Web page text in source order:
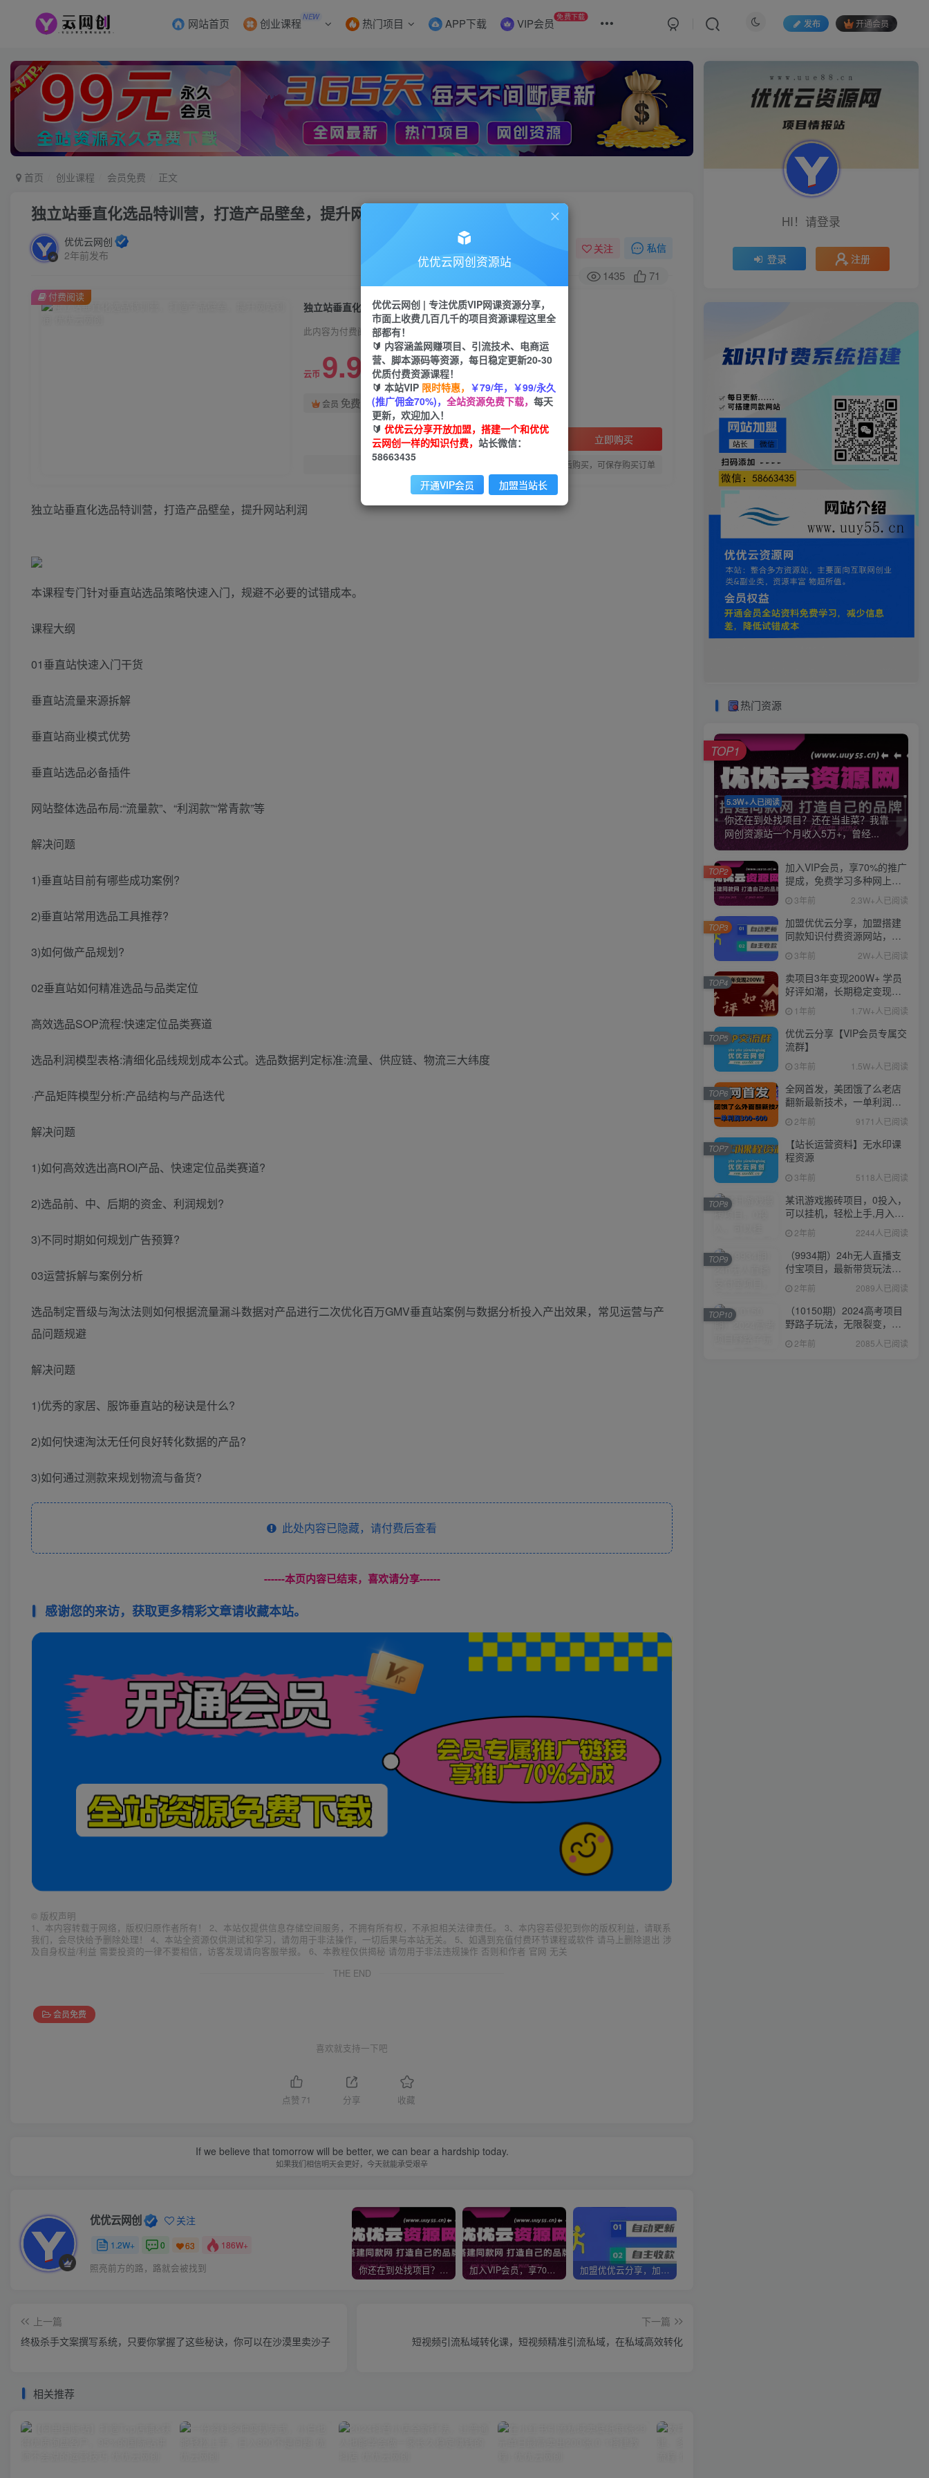
网站首页 创业课程 NEW 热门项目 APP下载 VIP会员 免费下载
发布 开通会员
首页 创业课程 会员免费 正文
独立站垂直化选品特训营，打造产品壁垒，提升网站利润
优优云网创
2年前发布
关注 私信
1435 71
独立站垂直化选品特训营，打造产品壁垒，提升网站利润
此内容为付费阅读，请付费后查看
云币 9.9 云币99
会员 免费
立即购买
您当前未登录！建议登陆后购买，可保存购买订单
付费阅读
独立站垂直化选品特训营，打造产品壁垒，提升网站利润
本课程专门针对垂直站选品策略快速入门，规避不必要的试错成本。
课程大纲
01垂直站快速入门干货
垂直站流量来源拆解
垂直站商业模式优势
垂直站选品必备插件
网站整体选品布局:“流量款”、“利润款”“常青款”等
解决问题
1)垂直站目前有哪些成功案例?
2)垂直站常用选品工具推荐?
3)如何做产品规划?
02垂直站如何精准选品与品类定位
高效选品SOP流程:快速定位品类赛道
选品利润模型表格:清细化品线规划成本公式。选品数据判定标准:流量、供应链、物流三大纬度
·产品矩阵模型分析:产品结构与产品迭代
解决问题
1)如何高效选出高ROI产品、快速定位品类赛道?
2)选品前、中、后期的资金、利润规划?
3)不同时期如何规划广告预算?
03运营拆解与案例分析
选品制定晋级与淘汰法则如何根据流量漏斗数据对产品进行二次优化百万GMV垂直站案例与数据分析投入产出效果，常见运营与产
品问题规避
解决问题
1)优秀的家居、服饰垂直站的秘诀是什么?
2)如何快速淘汰无任何良好转化数据的产品?
3)如何通过测款来规划物流与备货?
此处内容已隐藏，请付费后查看
------本页内容已结束，喜欢请分享------
感谢您的来访，获取更多精彩文章请收藏本站。
© 版权声明
1、本内容转载于网络，版权归原作者所有！ 2、本站仅提供信息存储空间服务，不拥有所有权，不承担相关法律责任。 3、本内容若侵犯到你的版权利益，请联系
我们，会尽快给予删除处理！ 4、本站全资源仅供测试和学习，请勿用于非法操作，一切后果与本站无关。 5、如遇到充值付费环节课程或软件 请马上删除退出 涉
及自身权益/利益 需要投资的一律不要相信，访客发现请向客服举报。 6、本教程仅供揭秘 请勿用于非法违规操作 否则和作者 官网 无关
THE END
会员免费
喜欢就支持一下吧
点赞 71 分享 收藏
If we believe that tomorrow will be better, we can bear a hardship today.
如果我们相信明天会更好，今天就能承受艰辛
优优云网创 关注
1.2W+ 0 63 186W+
照亮前方的路，路就会被找到 你还在到处找项目？还在当韭菜？我靠网创资源站一个月收入5万+，曾经我也是个失败者。 加入VIP会员，享70%的推广提成，免费学习多种网上创业课程，菜鸟秒变大神！ 加盟优优云分享，加盟搭建同款知识付费资源网站，实现长期稳定被动收入~
上一篇
终极杀手文案撰写系统，只要你掌握了这些秘诀，你可以在沙漠里卖沙子
下一篇
短视频引流私域转化课，短视频精准引流私域，在私域高效转化
相关推荐
HI！请登录
登录 注册
热门资源
5.3W+人已阅读
你还在到处找项目？还在当韭菜？我靠
网创资源站一个月收入5万+，曾经...
TOP1
加入VIP会员，享70%的推广
提成，免费学习多种网上创
业课程，菜鸟秒变大神！
3年前 2.3W+人已阅读
TOP2
加盟优优云分享，加盟搭建
同款知识付费资源网站，实
现长期稳定被动收入~
3年前 2W+人已阅读
TOP3
卖项目3年变现200W+ 学员
好评如潮，长期稳定变现，
可以一直干到老！
1年前 1.7W+人已阅读
TOP4
优优云分享【VIP会员专属交
流群】
3年前 1.5W+人已阅读
TOP5
全网首发，美团饿了么老店
翻新最新技术，一单利润
300-600
2年前 9171人已阅读
TOP6
【站长运营资料】无水印课
程资源
3年前 5118人已阅读
TOP7
某讯游戏搬砖项目，0投入，
可以挂机，轻松上手,月入
3000+上不封顶
2年前 2244人已阅读
TOP8
（9934期）24h无人直播支
付宝项目，最新带货玩法，
纯躺赚实测日入500+
2年前 2089人已阅读
TOP9
（10150期）2024高考项目
野路子玩法，无限裂变，最
高一天1W＋！
2年前 2085人已阅读
TOP10
优优云网创资源站
优优云网创 | 专注优质VIP网课资源分享，
市面上收费几百几千的项目资源课程这里全
部都有！
🔰 内容涵盖网赚项目、引流技术、电商运
营、脚本源码等资源，每日稳定更新20-30
优质付费资源课程！
🔰 本站VIP 限时特惠， ￥79/年，￥99/永久
(推广佣金70%)， 全站资源免费下载， 每天
更新，欢迎加入！
🔰 优优云分享开放加盟，搭建一个和优优
云网创一样的知识付费， 站长微信：
58663435
开通VIP会员 加盟当站长